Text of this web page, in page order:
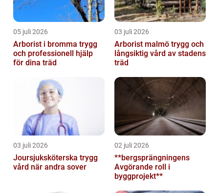
05 juli 2026
Arborist i bromma trygg
och professionell hjälp
för dina träd
03 juli 2026
Arborist malmö trygg och
långsiktig vård av stadens
träd
03 juli 2026
Joursjuksköterska trygg
vård när andra sover
02 juli 2026
**bergsprängningens
Avgörande roll i
byggprojekt**